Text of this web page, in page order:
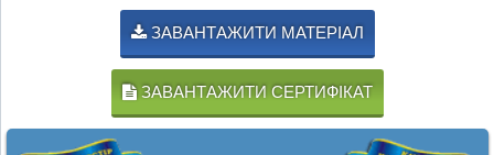
ЗАВАНТАЖИТИ МАТЕРІАЛ
ЗАВАНТАЖИТИ СЕРТИФІКАТ